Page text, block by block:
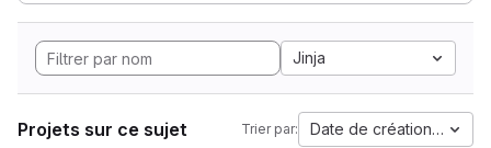
Jinja
Projets sur ce sujet Trier par: Date de création la plus